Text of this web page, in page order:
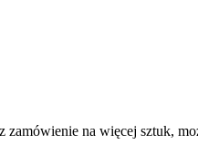
na więcej sztuk,